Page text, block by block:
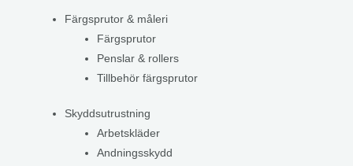
Färgsprutor & måleri
Färgsprutor
Penslar & rollers
Tillbehör färgsprutor
Skyddsutrustning
Arbetskläder
Andningsskydd